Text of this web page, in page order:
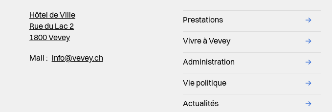
Hôtel de Ville
Rue du Lac 2
1800 Vevey
Mail : info@vevey.ch
Prestations →
Vivre à Vevey →
Administration →
Vie politique →
Actualités →